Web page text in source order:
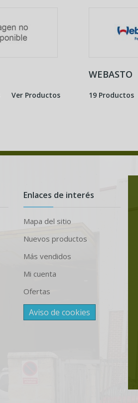
Ver Productos
WEBASTO
19 Productos
Enlaces de interés
Mapa del sitio
Nuevos productos
Más vendidos
Mi cuenta
Ofertas
Aviso de cookies